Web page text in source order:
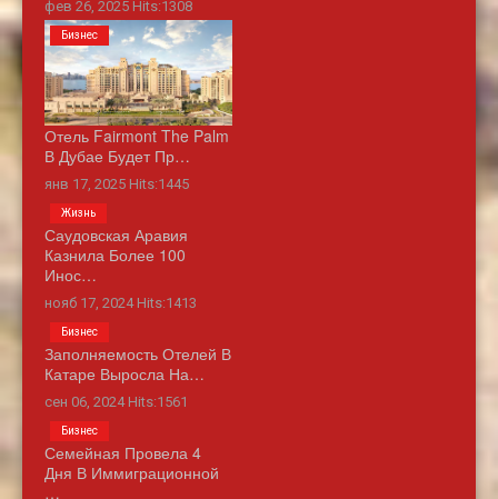
фев 26, 2025 Hits:1308
Отель Fairmont The Palm
В Дубае Будет Пр…
янв 17, 2025 Hits:1445
Бизнес
Саудовская Аравия
Казнила Более 100
Инос…
нояб 17, 2024 Hits:1413
Жизнь
Заполняемость Отелей В
Катаре Выросла На…
сен 06, 2024 Hits:1561
Бизнес
Семейная Провела 4
Дня В Иммиграционной
…
Бизнес